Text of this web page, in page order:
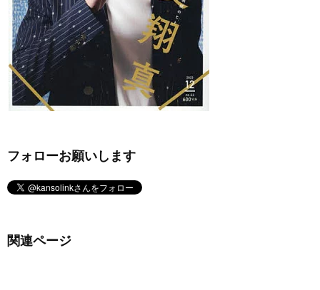
フォローお願いします
関連ページ